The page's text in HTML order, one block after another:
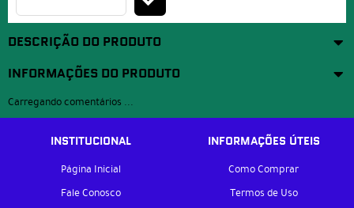
DESCRIÇÃO DO PRODUTO
INFORMAÇÕES DO PRODUTO
Carregando comentários ...
INSTITUCIONAL
Página Inicial
Fale Conosco
INFORMAÇÕES ÚTEIS
Como Comprar
Termos de Uso